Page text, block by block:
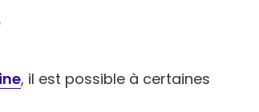
, il est possible à certaines